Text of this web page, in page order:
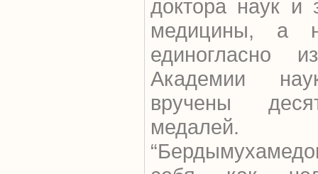
доктора наук и
медицины, а
единогласно
Академии
вручены
медалей.